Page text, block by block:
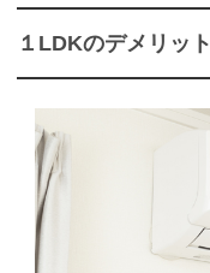
１LDKのデメリット